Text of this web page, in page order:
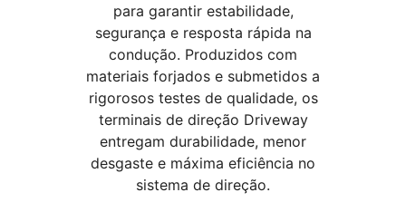
para garantir estabilidade,
segurança e resposta rápida na
condução. Produzidos com
materiais forjados e submetidos a
rigorosos testes de qualidade, os
terminais de direção Driveway
entregam durabilidade, menor
desgaste e máxima eficiência no
sistema de direção.